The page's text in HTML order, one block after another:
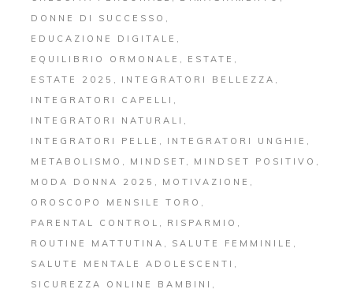
DONNE DI SUCCESSO
EDUCAZIONE DIGITALE
EQUILIBRIO ORMONALE
ESTATE
ESTATE 2025
INTEGRATORI BELLEZZA
INTEGRATORI CAPELLI
INTEGRATORI NATURALI
INTEGRATORI PELLE
INTEGRATORI UNGHIE
METABOLISMO
MINDSET
MINDSET POSITIVO
MODA DONNA 2025
MOTIVAZIONE
OROSCOPO MENSILE TORO
PARENTAL CONTROL
RISPARMIO
ROUTINE MATTUTINA
SALUTE FEMMINILE
SALUTE MENTALE ADOLESCENTI
SICUREZZA ONLINE BAMBINI